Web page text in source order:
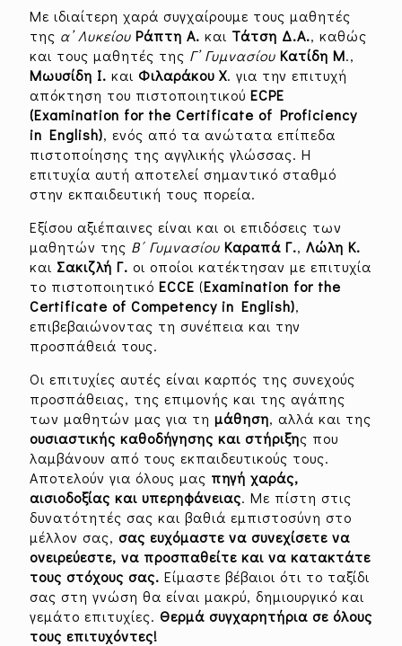
Με ιδιαίτερη χαρά συγχαίρουμε τους μαθητές
της α’ Λυκείου Ράπτη Α. και Τάτση Δ.Α., καθώς
και τους μαθητές της Γ’ Γυμνασίου Κατίδη Μ.,
Μωυσίδη Ι. και Φιλαράκου Χ. για την επιτυχή
απόκτηση του πιστοποιητικού ECPE
(Examination for the Certificate of Proficiency
in English), ενός από τα ανώτατα επίπεδα
πιστοποίησης της αγγλικής γλώσσας. Η
επιτυχία αυτή αποτελεί σημαντικό σταθμό
στην εκπαιδευτική τους πορεία.
Εξίσου αξιέπαινες είναι και οι επιδόσεις των
μαθητών της Β΄ Γυμνασίου Καραπά Γ., Λώλη Κ.
και Σακιζλή Γ. οι οποίοι κατέκτησαν με επιτυχία
το πιστοποιητικό ECCE (Examination for the
Certificate of Competency in English),
επιβεβαιώνοντας τη συνέπεια και την
προσπάθειά τους.
Οι επιτυχίες αυτές είναι καρπός της συνεχούς
προσπάθειας, της επιμονής και της αγάπης
των μαθητών μας για τη μάθηση, αλλά και της
ουσιαστικής καθοδήγησης και στήριξης που
λαμβάνουν από τους εκπαιδευτικούς τους.
Αποτελούν για όλους μας πηγή χαράς,
αισιοδοξίας και υπερηφάνειας. Με πίστη στις
δυνατότητές σας και βαθιά εμπιστοσύνη στο
μέλλον σας, σας ευχόμαστε να συνεχίσετε να
ονειρεύεστε, να προσπαθείτε και να κατακτάτε
τους στόχους σας. Είμαστε βέβαιοι ότι το ταξίδι
σας στη γνώση θα είναι μακρύ, δημιουργικό και
γεμάτο επιτυχίες. Θερμά συγχαρητήρια σε όλους
τους επιτυχόντες!